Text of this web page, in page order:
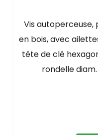
Vis autoperceuse,
en bois, avec
tête de clé
rondelle